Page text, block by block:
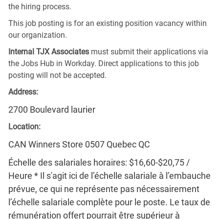
the hiring process.
This job posting is for an existing position vacancy within
our organization.
Internal TJX Associates must submit their applications via
the Jobs Hub in Workday. Direct applications to this job
posting will not be accepted.
Address:
2700 Boulevard laurier
Location:
CAN Winners Store 0507 Quebec QC
Échelle des salariales horaires: $16,60-$20,75 /
Heure * Il s'agit ici de l’échelle salariale à l’embauche
prévue, ce qui ne représente pas nécessairement
l’échelle salariale complète pour le poste. Le taux de
rémunération offert pourrait être supérieur à